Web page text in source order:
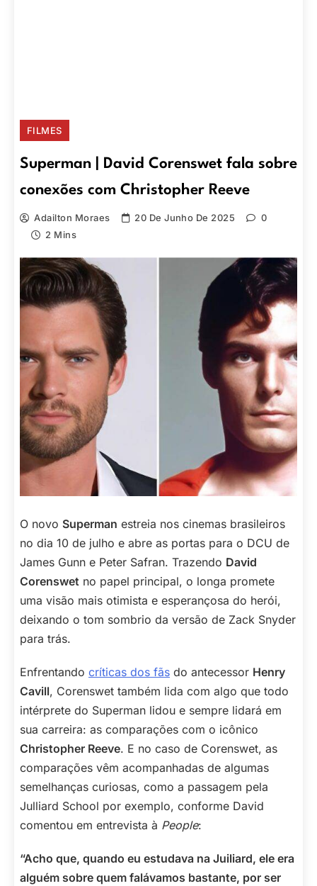
FILMES
Superman | David Corenswet fala sobre
conexões com Christopher Reeve
Adailton Moraes 20 De Junho De 2025
0
2 Mins
O novo Superman estreia nos cinemas brasileiros
no dia 10 de julho e abre as portas para o DCU de
James Gunn e Peter Safran. Trazendo David
Corenswet no papel principal, o longa promete
uma visão mais otimista e esperançosa do herói,
deixando o tom sombrio da versão de Zack Snyder
para trás.
Enfrentando críticas dos fãs do antecessor Henry
Cavill, Corenswet também lida com algo que todo
intérprete do Superman lidou e sempre lidará em
sua carreira: as comparações com o icônico
Christopher Reeve. E no caso de Corenswet, as
comparações vêm acompanhadas de algumas
semelhanças curiosas, como a passagem pela
Julliard School por exemplo, conforme David
comentou em entrevista à People:
“Acho que, quando eu estudava na Juiliard, ele era
alguém sobre quem falávamos bastante, por ser